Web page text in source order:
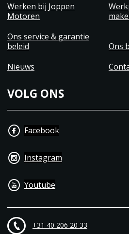
Werken bij Joppen
Motoren
Ons service & garantie
beleid
Ons
Nieuws
VOLG ONS
Facebook
Instagram
Youtube
+31 40 206 20 33